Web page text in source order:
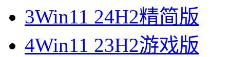
3Win11 24H2精简版
4Win11 23H2游戏版